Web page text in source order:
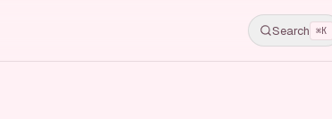
Search ⌘K